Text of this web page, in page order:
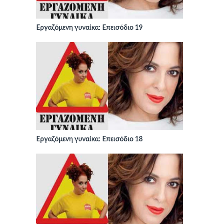
Εργαζόμενη γυναίκα: Επεισόδιο 19
Εργαζόμενη γυναίκα: Επεισόδιο 18